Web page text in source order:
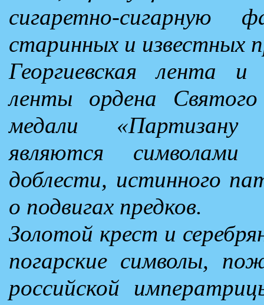
сигаретно-
старинных и известных
Георгиевская лента
ленты ордена
медали «Партизану
являются
доблести, истинного
о подвигах предков.
Золотой крест и
погарские символы,
российской